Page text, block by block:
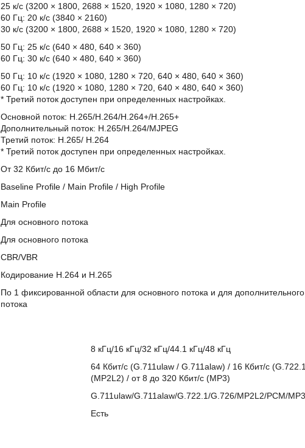
25 к/с (3200 × 1800, 2688 × 1520, 1920 × 1080, 1280 × 720)
60 Гц: 20 к/с (3840 × 2160)
30 к/с (3200 × 1800, 2688 × 1520, 1920 × 1080, 1280 × 720)
50 Гц: 25 к/с (640 × 480, 640 × 360)
60 Гц: 30 к/с (640 × 480, 640 × 360)
50 Гц: 10 к/с (1920 × 1080, 1280 × 720, 640 × 480, 640 × 360)
60 Гц: 10 к/с (1920 × 1080, 1280 × 720, 640 × 480, 640 × 360)
* Третий поток доступен при определенных настройках.
Основной поток: H.265/H.264/H.264+/H.265+
Дополнительный поток: H.265/H.264/MJPEG
Третий поток: H.265/ H.264
* Третий поток доступен при определенных настройках.
От 32 Кбит/с до 16 Мбит/с
Baseline Profile / Main Profile / High Profile
Main Profile
Для основного потока
Для основного потока
CBR/VBR
Кодирование H.264 и H.265
По 1 фиксированной области для основного потока и для дополнительного
потока
8 кГц/16 кГц/32 кГц/44.1 кГц/48 кГц
64 Кбит/с (G.711ulaw / G.711alaw) / 16 Кбит/с
(MP2L2) / от 8 до 320 Кбит/с (MP3)
G.711ulaw/G.711alaw/G.722.1/G.726/MP2L2/PCM/
Есть